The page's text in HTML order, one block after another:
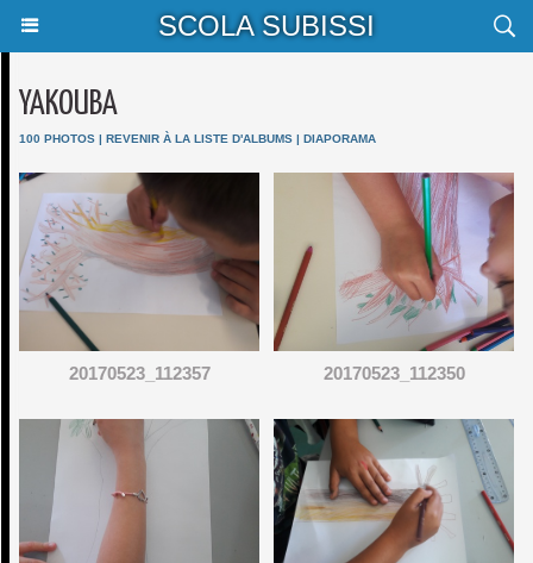
SCOLA SUBISSI
YAKOUBA
100 PHOTOS | REVENIR À LA LISTE D'ALBUMS | DIAPORAMA
20170523_112357 20170523_112350